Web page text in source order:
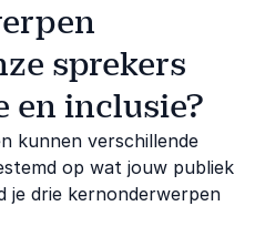
sprekers
en inclusie?
kunnen verschillende
op wat jouw publiek
je drie kernonderwerpen